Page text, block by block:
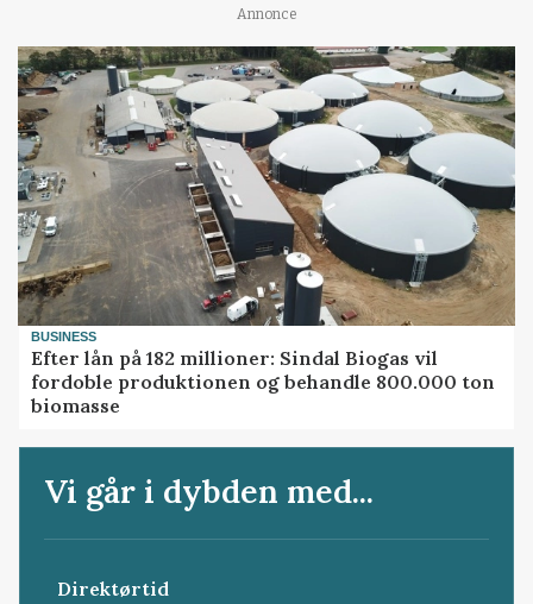
Annonce
BUSINESS
Efter lån på 182 millioner: Sindal Biogas vil
fordoble produktionen og behandle 800.000 ton
biomasse
Vi går i dybden med...
Direktørtid